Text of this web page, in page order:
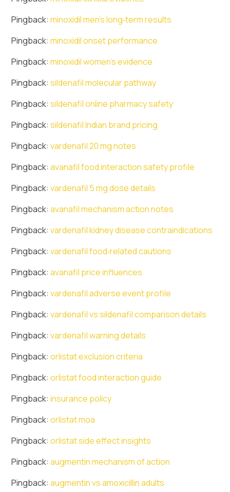
Pingback:minoxidil men’s long‑term results
Pingback:minoxidil onset performance
Pingback:minoxidil women’s evidence
Pingback:sildenafil molecular pathway
Pingback:sildenafil online pharmacy safety
Pingback:sildenafil Indian brand pricing
Pingback:vardenafil 20 mg notes
Pingback:avanafil food interaction safety profile
Pingback:vardenafil 5 mg dose details
Pingback:avanafil mechanism action notes
Pingback:vardenafil kidney disease contraindications
Pingback:vardenafil food‑related cautions
Pingback:avanafil price influences
Pingback:vardenafil adverse event profile
Pingback:vardenafil vs sildenafil comparison details
Pingback:vardenafil warning details
Pingback:orlistat exclusion criteria
Pingback:orlistat food interaction guide
Pingback:insurance policy
Pingback:orlistat moa
Pingback:orlistat side effect insights
Pingback:augmentin mechanism of action
Pingback:augmentin vs amoxicillin adults